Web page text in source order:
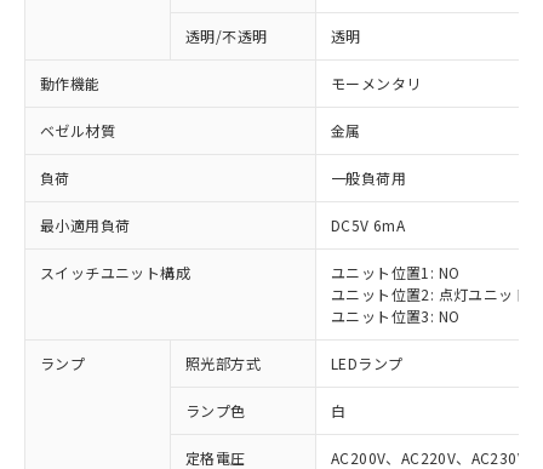
透明/不透明 透明
動作機能 モーメンタリ
ベゼル材質 金属
負荷 一般負荷用
最小適用負荷 DC5V 6mA
スイッチユニット構成
ユニット位置1: NO
ユニット位置2: 点灯ユニット
ユニット位置3: NO
ランプ 照光部方式 LEDランプ
ランプ色 白
定格電圧 AC200V、AC220V、AC230V